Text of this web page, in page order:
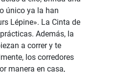
único ya la han
Lépine». La Cinta de
Además, la
a correr y te
los corredores
manera en casa,